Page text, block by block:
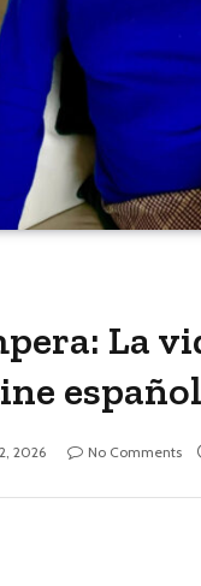
La
español
2026 No Comments